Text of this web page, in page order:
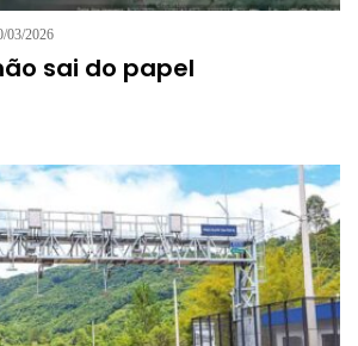
03/2026
sai do papel